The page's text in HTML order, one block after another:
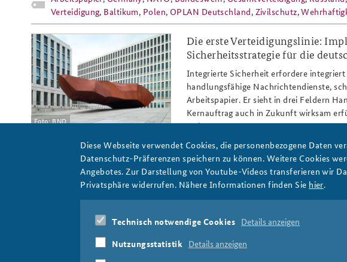
Verteidigung, Baltikum, Polen, OPLAN Deutschland, Zivilschutz,
arbeitspapier_5-
Foto: BND
Die erste Verteidigungslinie:
Sicherheitsstrategie für die
Integrierte Sicherheit erfordere
handlungsfähige Nachrichtendienste,
Arbeitspapier. Er sieht in drei Feldern
Kernauftrag auch in Zukunft wirksam
weiter
Arbeitspapier ,Nationale Sicherheitsstrategie,Integrierte Sicherheit,
Bundesnachrichtendienst,Bundesamt für Verfassungsschutz,Militärischer
Beschaffung,Informationsüberlegenheit,Vorausschau,Prävention,
Diese Webseite verwendet Cookies, die personenbezogene Daten
Datenschutz-Präferenzen speichern zu können. Weitere Cookies
Angebotes. Zur Darstellung von Youtube-Videos transferieren wir
Privatsphäre widerrufen. Nähere Informationen finden Sie hier.
Technisch notwendige Cookies Details anzeigen
Nutzungsstatistik Details anzeigen